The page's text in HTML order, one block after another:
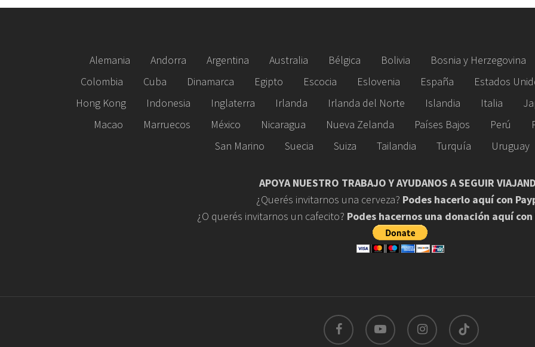
Alemania Andorra Argentina Australia Bélgica Bolivia Bosnia y Herzegovina
Colombia
Cuba Dinamarca Egipto Escocia Eslovenia España Estados
Hong Kong
Indonesia Inglaterra Irlanda Irlanda del Norte Islandia Italia
Macao
Marruecos México Nicaragua Nueva Zelanda Países Bajos Perú
San Marino
Suecia Suiza Tailandia Turquía Uruguay
APOYA NUESTRO TRABAJO Y AYUDANOS A SEGUIR
¿Querés invitarnos una cerveza? Podes hacerlo aquí con
¿O querés invitarnos un cafecito? Podes hacernos una donación aquí
facebook youtube instagram tiktok